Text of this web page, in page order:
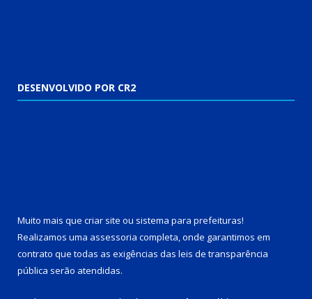
DESENVOLVIDO POR CR2
Muito mais que criar site ou sistema para prefeituras!
Realizamos uma assessoria completa, onde garantimos em
contrato que todas as exigências das leis de transparência
pública serão atendidas.